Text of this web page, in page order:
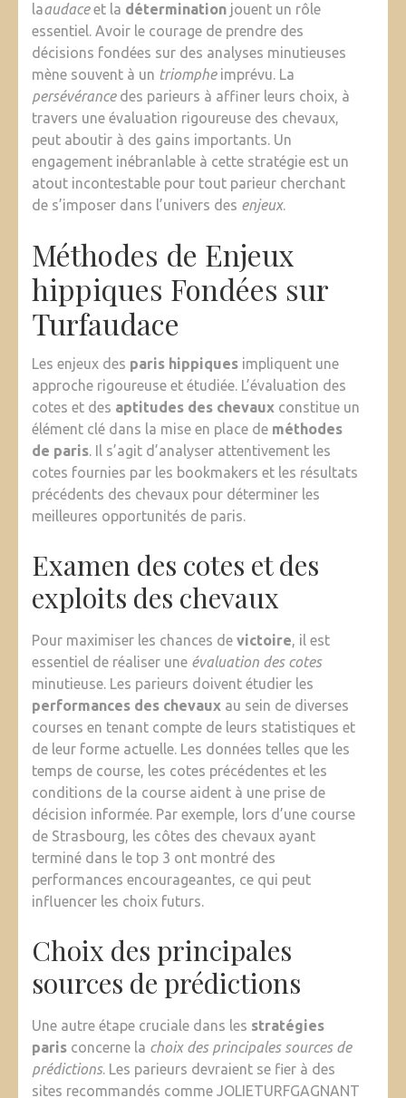
laaudaceet la détermination jouent un rôle
essentiel. Avoir le courage de prendre des
décisions fondées sur des analyses minutieuses
mène souvent à un triompheimprévu. La
persévérancedes parieurs à affiner leurs choix, à
travers une évaluation rigoureuse des chevaux,
peut aboutir à des gains importants. Un
engagement inébranlable à cette stratégie est un
atout incontestable pour tout parieur cherchant
de s’imposer dans l’univers des enjeux.
Méthodes de Enjeux
hippiques Fondées sur
Turfaudace
Les enjeux des paris hippiques impliquent une
approche rigoureuse et étudiée. L’évaluation des
cotes et des aptitudes des chevaux constitue un
élément clé dans la mise en place de méthodes
de paris. Il s’agit d’analyser attentivement les
cotes fournies par les bookmakers et les résultats
précédents des chevaux pour déterminer les
meilleures opportunités de paris.
Examen des cotes et des
exploits des chevaux
Pour maximiser les chances de victoire, il est
essentiel de réaliser une évaluation des cotes
minutieuse. Les parieurs doivent étudier les
performances des chevaux au sein de diverses
courses en tenant compte de leurs statistiques et
de leur forme actuelle. Les données telles que les
temps de course, les cotes précédentes et les
conditions de la course aident à une prise de
décision informée. Par exemple, lors d’une course
de Strasbourg, les côtes des chevaux ayant
terminé dans le top 3 ont montré des
performances encourageantes, ce qui peut
influencer les choix futurs.
Choix des principales
sources de prédictions
Une autre étape cruciale dans les stratégies
paris concerne la choix des principales sources de
prédictions. Les parieurs devraient se fier à des
sites recommandés comme JOLIETURFGAGNANT